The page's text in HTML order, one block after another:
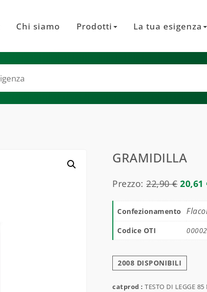
Chi siamo Prodotti La tua esigenza
GRAMIDILLA
Prezzo:22,90€ 20,61
Confezionamento
Codice OTI
2008 DISPONIBILI
catprod :TESTO DI LEGGE